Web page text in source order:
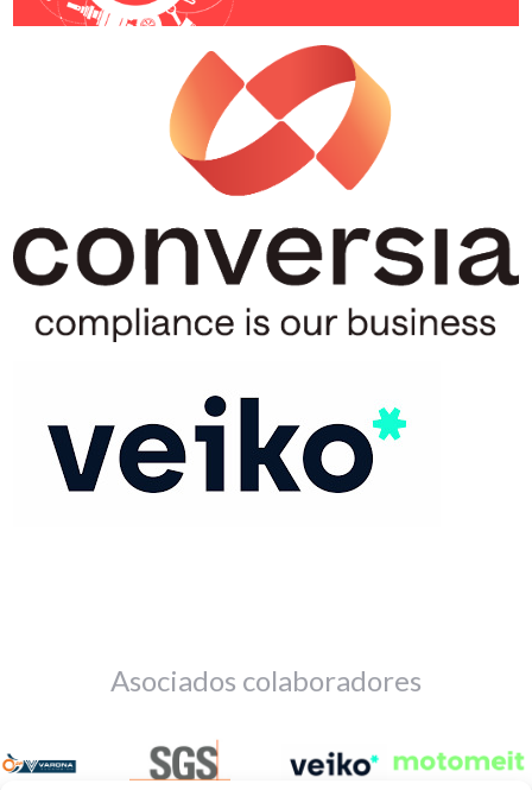
Asociados colaboradores